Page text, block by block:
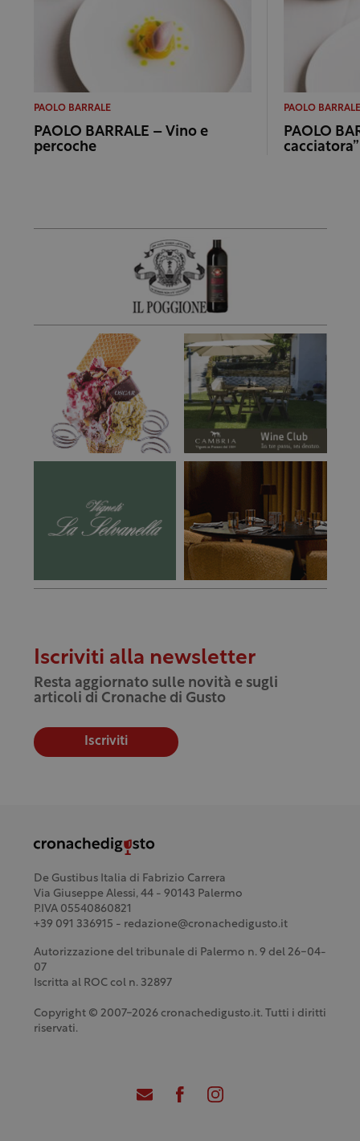
PAOLO BARRALE
PAOLO BARRALE – Vino e
percoche
PAOLO
PAOLO
cacciatora”
Iscriviti alla newsletter
Resta aggiornato sulle novità e sugli
articoli di Cronache di Gusto
Iscriviti
De Gustibus Italia di Fabrizio Carrera
Via Giuseppe Alessi, 44 - 90143 Palermo
P.IVA 05540860821
+39 091 336915 - redazione@cronachedigusto.it
Autorizzazione del tribunale di Palermo n. 9 del 26-04-
07
Iscritta al ROC col n. 32897
Copyright © 2007-2026 cronachedigusto.it. Tutti i diritti
riservati.